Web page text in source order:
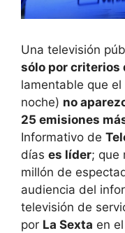
Una televisión
sólo por criterios
lamentable que el
noche) no
25 emisiones
Informativo de
días es líder; que
millón de
audiencia del
televisión de
por La Sexta en el